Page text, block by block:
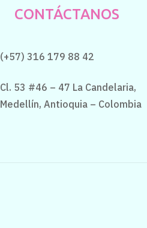
CONTÁCTANOS
(+57) 316 179 88 42
Cl. 53 #46 – 47 La Candelaria,
Medellín, Antioquia – Colombia